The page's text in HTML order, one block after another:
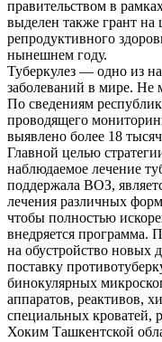
правительством в
выделен также грант
репродуктивного
нынешнем году.
Туберкулез — одно из
заболеваний в мире. Не
По сведениям
проводящего
выявлено более 18
Главной целью
наблюдаемое лечение
поддержала ВОЗ,
лечения различных
чтобы полностью
внедряется программа.
на обустройство новых
поставку
бинокулярных
аппаратов, реактивов,
специальных кроватей,
Хоким Ташкентской